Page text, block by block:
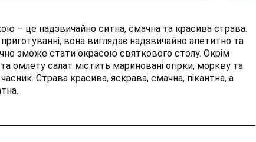
– це надзвичайно ситна, смачна та красива страва.
вона виглядає надзвичайно апетитно та
зможе стати окрасою святкового столу. Окрім
омлету салат містить мариновані огірки, моркву та
Страва красива, яскрава, смачна, пікантна, а